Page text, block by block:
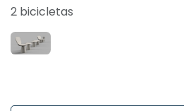
2 bicicletas